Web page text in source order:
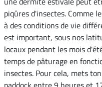
piqûres d'insectes. Comme
à des conditions de vie
est important, sous nos
locaux pendant les mois
temps de pâturage en
insectes. Pour cela, mets